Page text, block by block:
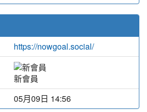
https://nowgoal.social/
新會員
05月09日 14:56